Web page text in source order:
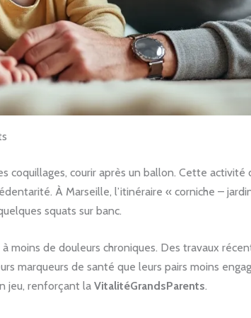
coquillages, courir après un ballon. Cette
À Marseille, l’itinéraire « corniche –
squats sur banc.
moins de douleurs chroniques. Des travaux
de santé que leurs pairs moins
jeu, renforçant la VitalitéGrandsParents.